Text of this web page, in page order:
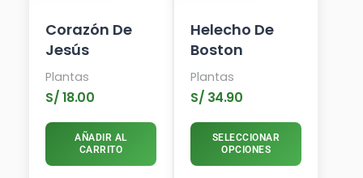
Corazón De
Jesús
Plantas
S/18.00
AÑADIR AL
CARRITO
Helecho De
Boston
Plantas
S/ 34.90
SELECCIONAR
OPCIONES